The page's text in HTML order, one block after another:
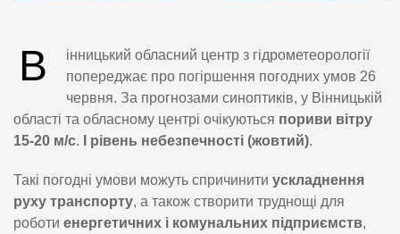
В
інницький обласний центр з гідрометеорології
попереджає про погіршення погодних умов 26
червня. За прогнозами синоптиків, у Вінницькій
області та обласному центрі очікуються пориви вітру
15-20 м/с. І рівень небезпечності (жовтий).
Такі погодні умови можуть спричинити ускладнення
руху транспорту, а також створити труднощі для
роботи енергетичних і комунальних підприємств,